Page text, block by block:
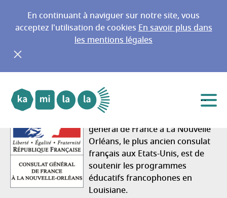
En continuant à naviguer sur notre site, vous
acceptez l'utilisation de cookiesEn savoir plus dans
les mentions légales
Aller au menu principal
Menu
Consulat général de France à la
Nouvelle Orléans
général de France à La Nouvelle
Orléans, le plus ancien consulat
français aux Etats-Unis, est de
soutenir les programmes
éducatifs francophones en
Louisiane.